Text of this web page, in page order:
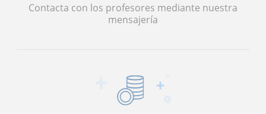
Contacta con los profesores mediante nuestra
mensajería